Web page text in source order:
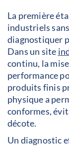
La première
industriels
diagnostiquer
Dans un site
continu, la
performance
produits finis
physique a
conformes,
décote.
Un diagnostic